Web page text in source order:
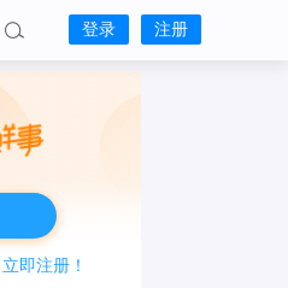
登录 注册
立即注册！